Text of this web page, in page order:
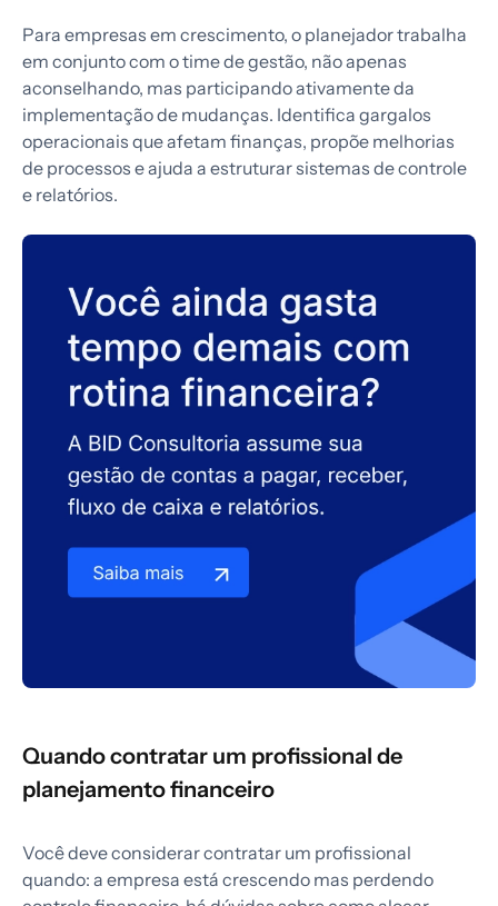
Para empresas em crescimento, o planejador trabalha
em conjunto com o time de gestão, não apenas
aconselhando, mas participando ativamente da
implementação de mudanças. Identifica gargalos
operacionais que afetam finanças, propõe melhorias
de processos e ajuda a estruturar sistemas de controle
e relatórios.
Quando contratar um profissional de
planejamento financeiro
Você deve considerar contratar um profissional
quando: a empresa está crescendo mas perdendo